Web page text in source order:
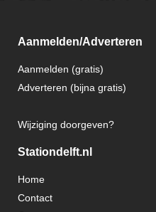
Aanmelden/Adverteren
Aanmelden (gratis)
Adverteren (bijna gratis)
Wijziging doorgeven?
Stationdelft.nl
Home
Contact